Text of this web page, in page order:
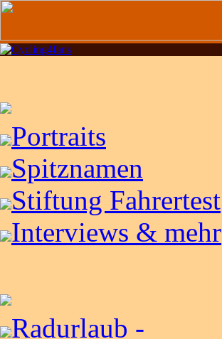
Portraits
Spitznamen
Stiftung Fahrertest
Interviews & mehr
Radurlaub -